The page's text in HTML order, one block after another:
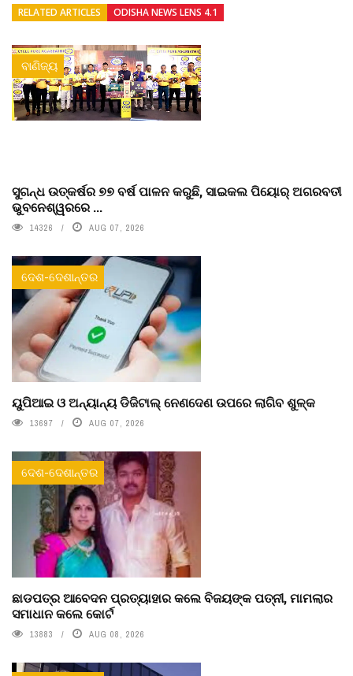
RELATED ARTICLES ODISHA NEWS LENS 4.1
ବାଣିଜ୍ୟ
ସୁଗନ୍ଧ ଉତ୍କର୍ଷର ୭୭ ବର୍ଷ ପାଳନ କରୁଛି, ସାଇକଲ ପିୟୋର୍‌ ଅଗରବତୀ
ଭୁବନେଶ୍ୱରରେ ...
14326 AUG 07, 2026
ଦେଶ-ଦେଶାନ୍ତର
ୟୁପିଆଇ ଓ ଅନ୍ୟାନ୍ୟ ଡିଜିଟାଲ୍ ନେଣଦେଣ ଉପରେ ଲାଗିବ ଶୁଳ୍କ
13697 AUG 07, 2026
ଦେଶ-ଦେଶାନ୍ତର
ଛାଡପତ୍ର ଆବେଦନ ପ୍ରତ୍ୟାହାର କଲେ ବିଜୟଙ୍କ ପତ୍ନୀ, ମାମଲାର
ସମାଧାନ କଲେ କୋର୍ଟ
13883 AUG 08, 2026